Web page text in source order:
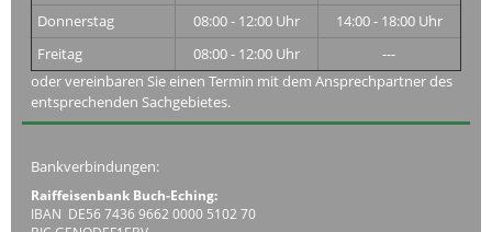
Donnerstag
08:00 - 12:00 Uhr
14:00 - 18:00 Uhr
Freitag
08:00 - 12:00 Uhr
---
oder vereinbaren Sie einen Termin mit dem Ansprechpartner des
entsprechenden Sachgebietes.
Bankverbindungen:
Raiffeisenbank Buch-Eching:
IBAN DE56 7436 9662 0000 5102 70